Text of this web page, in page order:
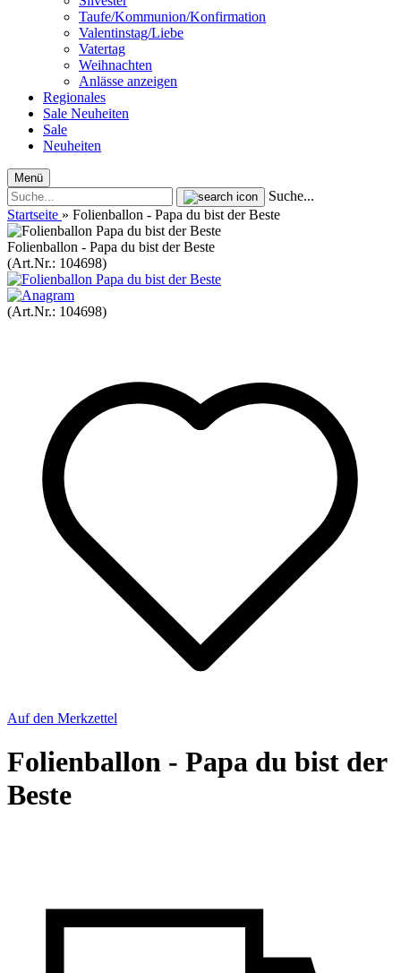
Taufe/Kommunion/Konfirmation
Valentinstag/Liebe
Vatertag
Weihnachten
Anlässe anzeigen
Regionales
Sale Neuheiten
Sale
Neuheiten
Menü
Suche...
Startseite » Folienballon - Papa du bist der Beste
Folienballon - Papa du bist der Beste
(Art.Nr.: 104698)
(Art.Nr.: 104698)
Auf den Merkzettel
Folienballon - Papa du bist der
Beste